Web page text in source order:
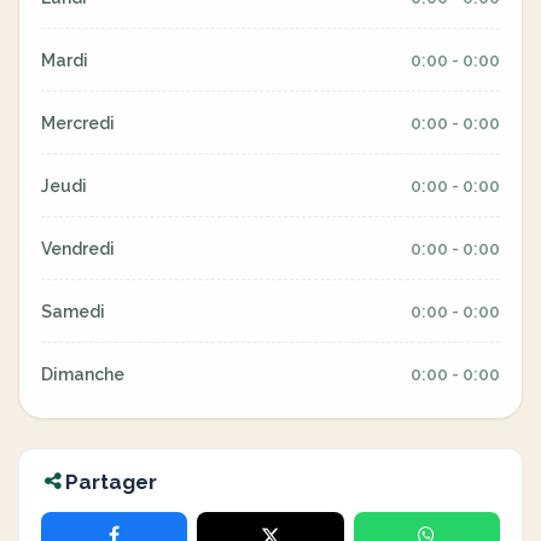
Mardi 0:00 - 0:00
Mercredi 0:00 - 0:00
Jeudi 0:00 - 0:00
Vendredi 0:00 - 0:00
Samedi 0:00 - 0:00
Dimanche 0:00 - 0:00
Partager